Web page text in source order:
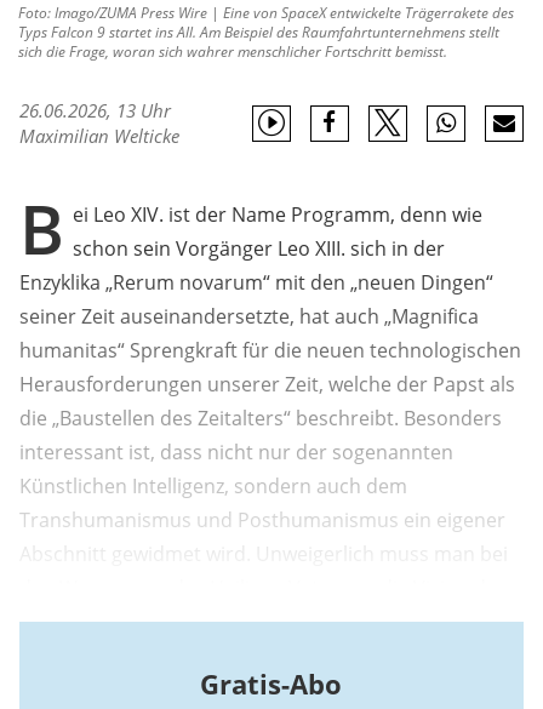
Foto: Imago/ZUMA Press Wire | Eine von SpaceX entwickelte Trägerrakete des
Typs Falcon 9 startet ins All. Am Beispiel des Raumfahrtunternehmens stellt
sich die Frage, woran sich wahrer menschlicher Fortschritt bemisst.
26.06.2026, 13 Uhr
Maximilian Welticke
B ei Leo XIV. ist der Name Programm, denn wie
schon sein Vorgänger Leo XIII. sich in der
Enzyklika „Rerum novarum“ mit den „neuen Dingen“
seiner Zeit auseinandersetzte, hat auch „Magnifica
humanitas“ Sprengkraft für die neuen technologischen
Herausforderungen unserer Zeit, welche der Papst als
die „Baustellen des Zeitalters“ beschreibt. Besonders
interessant ist, dass nicht nur der sogenannten
Künstlichen Intelligenz, sondern auch dem
Transhumanismus und Posthumanismus ein eigener
Abschnitt gewidmet wird. Unweigerlich muss man bei
Unternehmens SpaceX denken, das am 12.
Gratis-Abo